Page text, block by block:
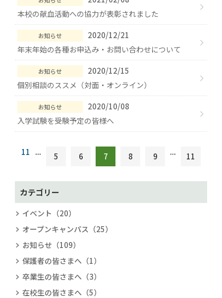
本校の献血活動への協力が表彰されました
お知らせ
2020/12/21
年末年始の各種お申込み・お問い合わせについて
お知らせ
2020/12/15
個別相談のススメ（対面・オンライン）
お知らせ
2020/10/08
入学試験を受験予定の皆様へ
11 ... 5 6 7 8 9 ... 11
カテゴリー
イベント（20）
オープンキャンパス（25）
お知らせ（109）
保護者の皆さまへ（1）
卒業生の皆さまへ（3）
在校生の皆さまへ（5）